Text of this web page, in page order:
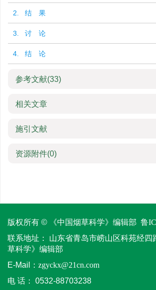
2. 结 果
3. 讨 论
4. 结 论
参考文献(33)
相关文章
施引文献
资源附件(0)
版权所有 © 《中国烟草科学》编辑部 鲁
联系地址：
山东省青岛市崂山区科苑经四
草科学》编辑部
E-Mail： zgyckx@21cn.com
电 话：
0532-88703238